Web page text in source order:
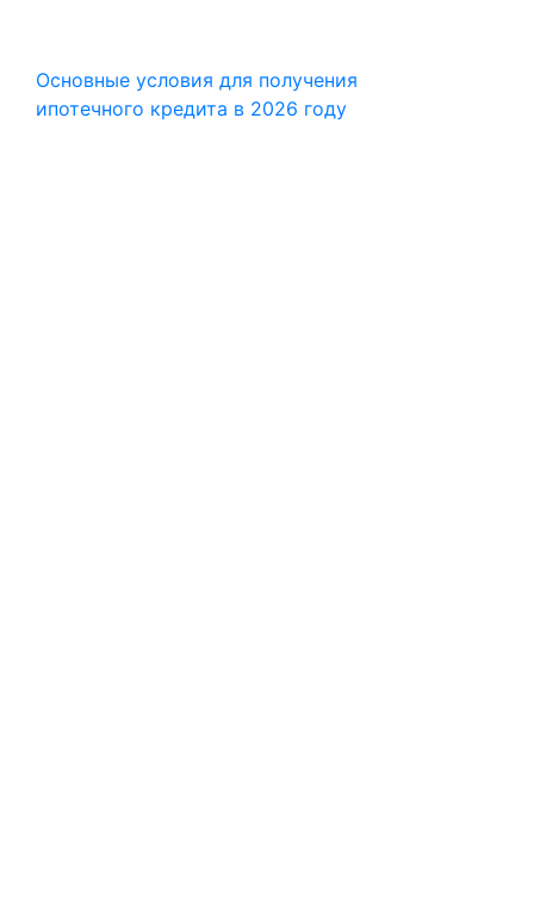
Основные условия для получения
ипотечного кредита в 2026 году